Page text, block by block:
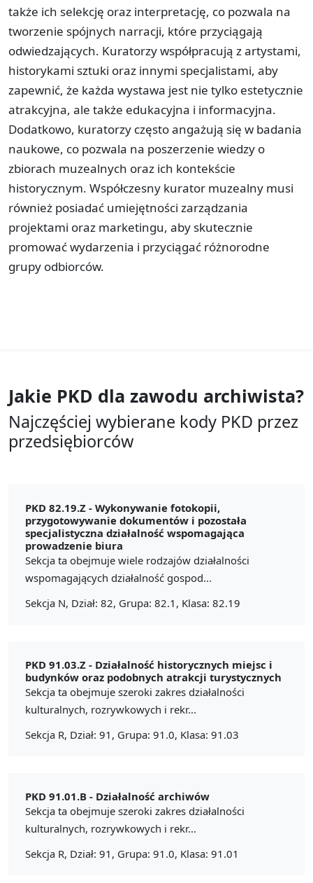
także ich selekcję oraz interpretację, co pozwala na
tworzenie spójnych narracji, które przyciągają
odwiedzających. Kuratorzy współpracują z artystami,
historykami sztuki oraz innymi specjalistami, aby
zapewnić, że każda wystawa jest nie tylko estetycznie
atrakcyjna, ale także edukacyjna i informacyjna.
Dodatkowo, kuratorzy często angażują się w badania
naukowe, co pozwala na poszerzenie wiedzy o
zbiorach muzealnych oraz ich kontekście
historycznym. Współczesny kurator muzealny musi
również posiadać umiejętności zarządzania
projektami oraz marketingu, aby skutecznie
promować wydarzenia i przyciągać różnorodne
grupy odbiorców.
Jakie PKD dla zawodu archiwista?
Najczęściej wybierane kody PKD przez
przedsiębiorców
PKD 82.19.Z - Wykonywanie fotokopii,
przygotowywanie dokumentów i pozostała
specjalistyczna działalność wspomagająca
prowadzenie biura
Sekcja ta obejmuje wiele rodzajów działalności
wspomagających działalność gospod...
Sekcja N, Dział: 82, Grupa: 82.1, Klasa: 82.19
PKD 91.03.Z - Działalność historycznych miejsc i
budynków oraz podobnych atrakcji turystycznych
Sekcja ta obejmuje szeroki zakres działalności
kulturalnych, rozrywkowych i rekr...
Sekcja R, Dział: 91, Grupa: 91.0, Klasa: 91.03
PKD 91.01.B - Działalność archiwów
Sekcja ta obejmuje szeroki zakres działalności
kulturalnych, rozrywkowych i rekr...
Sekcja R, Dział: 91, Grupa: 91.0, Klasa: 91.01